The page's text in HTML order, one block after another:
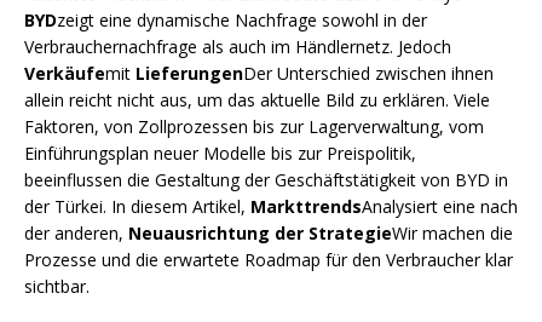
BYDzeigt eine dynamische Nachfrage sowohl in der
Verbrauchernachfrage als auch im Händlernetz. Jedoch
Verkäufemit LieferungenDer Unterschied zwischen ihnen
allein reicht nicht aus, um das aktuelle Bild zu erklären. Viele
Faktoren, von Zollprozessen bis zur Lagerverwaltung, vom
Einführungsplan neuer Modelle bis zur Preispolitik,
beeinflussen die Gestaltung der Geschäftstätigkeit von BYD in
der Türkei. In diesem Artikel, MarkttrendsAnalysiert eine nach
der anderen, Neuausrichtung der StrategieWir machen die
Prozesse und die erwartete Roadmap für den Verbraucher klar
sichtbar.